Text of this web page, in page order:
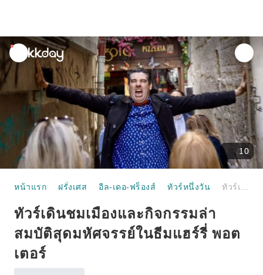
unread
notifications
10
หน้าแรก ฝรั่งเศส อีล-เดอ-ฟร็องส์ ทัวร์หนึ่งวัน
ทัวร์เดินชมเมืองและกิจกรรมล่า
สมบัติสุดมหัศจรรย์ในธีมแฮร์รี่ พอต
เตอร์